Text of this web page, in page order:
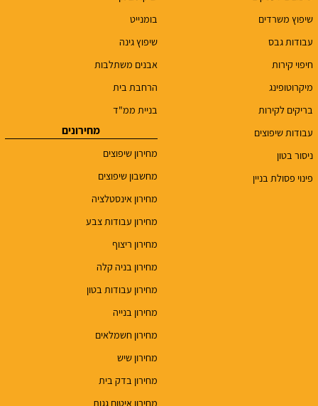
שיפוץ משרדים
עבודות גבס
חיפוי קירות
מיקרוטופינג
בריקים לקירות
עבודות שיפוצים
ניסור בטון
פינוי פסולת בניין
בומנייט
שיפוץ גינה
אבנים משתלבות
הרחבת בית
בניית ממ"ד
מחירונים
מחירון שיפוצים
מחשבון שיפוצים
מחירון אינסטלציה
מחירון עבודות צבע
מחירון ריצוף
מחירון בניה קלה
מחירון עבודות בטון
מחירון בנייה
מחירון חשמלאים
מחירון שיש
מחירון בדק בית
מחירון איטום גגות